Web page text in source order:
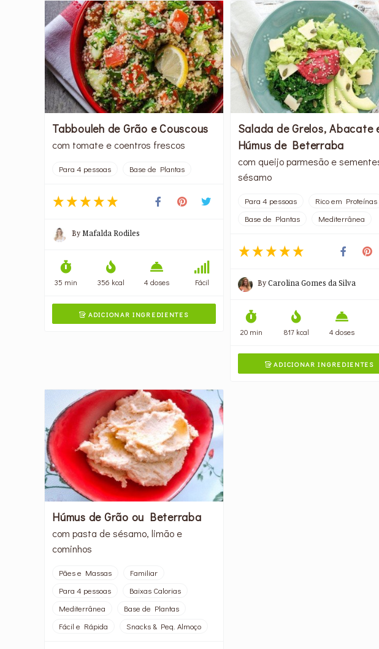
Tabbouleh de Grão e Couscous
com tomate e coentros frescos
Para 4 pessoas Base de Plantas
ByMafalda Rodiles
35 min 356 kcal 4 doses Fácil
 ADICIONAR INGREDIENTES
Salada de Grelos, Abacate
Húmus de Beterraba
com queijo parmesão e
sésamo
Para 4 pessoas
Rico em Proteínas
Base de Plantas
Mediterrânea
ByCarolina Gomes da Silva
20 min 817 kcal 4 doses
ADICIONAR INGREDIENTES
Húmus de Grão ou Beterraba
com pasta de sésamo, limão e
cominhos
Pães e Massas
Familiar
Para 4 pessoas
Baixas Calorias
Mediterrânea
Base de Plantas
Fácil e Rápida
Snacks & Peq. Almoço